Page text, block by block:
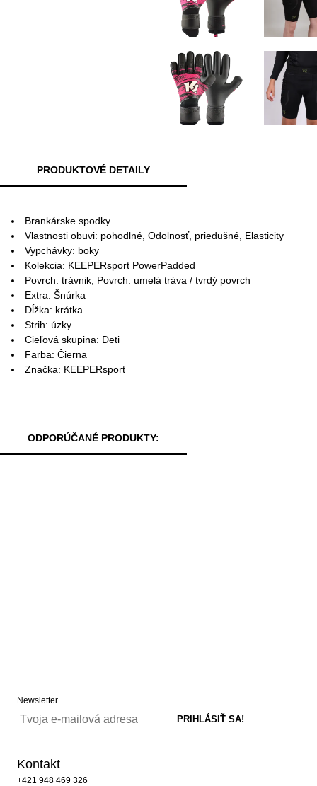
PRODUKTOVÉ DETAILY
Brankárske spodky
Vlastnosti obuvi: pohodlné, Odolnosť, priedušné, Elasticity
Vypchávky: boky
Kolekcia: KEEPERsport PowerPadded
Povrch: trávnik, Povrch: umelá tráva / tvrdý povrch
Extra: Šnúrka
Dĺžka: krátka
Strih: úzky
Cieľová skupina: Deti
Farba: Čierna
Značka: KEEPERsport
ODPORÚČANÉ PRODUKTY:
Newsletter
Kontakt
+421 948 469 326